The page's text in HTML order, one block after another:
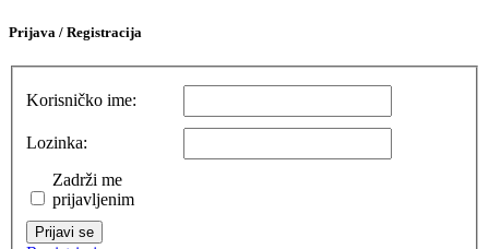
Prijava / Registracija
Korisničko ime:
Lozinka:
Zadrži me
prijavljenim
Prijavi se